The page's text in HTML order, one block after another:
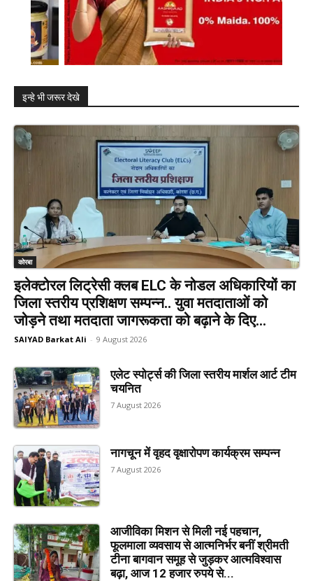
इन्हे भी जरूर देखे
कोरबा
इलेक्टोरल लिट्रेसी क्लब ELC के नोडल अधिकारियों का
जिला स्तरीय प्रशिक्षण सम्पन्न.. युवा मतदाताओं को
जोड़ने तथा मतदाता जागरूकता को बढ़ाने के दिए...
SAIYAD Barkat Ali - 9 August 2026
एलेट स्पोर्ट्स की जिला स्तरीय मार्शल आर्ट टीम
चयनित
7 August 2026
नागचून में वृहद वृक्षारोपण कार्यक्रम सम्पन्न
7 August 2026
आजीविका मिशन से मिली नई पहचान,
फूलमाला व्यवसाय से आत्मनिर्भर बनीं श्रीमती
टीना बागवान समूह से जुड़कर आत्मविश्वास
बढ़ा, आज 12 हजार रुपये से...